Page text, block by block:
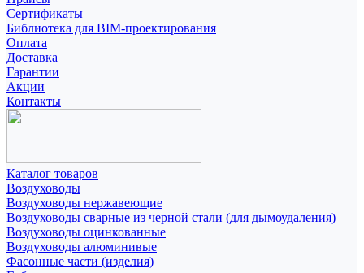
Сертификаты
Библиотека для BIM-проектирования
Оплата
Доставка
Гарантии
Акции
Контакты
Каталог товаров
Воздуховоды
Воздуховоды нержавеющие
Воздуховоды сварные из черной стали (для дымоудаления)
Воздуховоды оцинкованные
Воздуховоды алюминивые
Фасонные части (изделия)